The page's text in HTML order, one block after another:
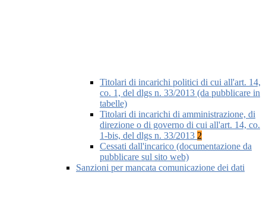
Titolari di incarichi politici di cui all'art. 14,
co. 1, del dlgs n. 33/2013 (da pubblicare in
tabelle)
Titolari di incarichi di amministrazione, di
direzione o di governo di cui all'art. 14, co.
1-bis, del dlgs n. 33/2013 2
Cessati dall'incarico (documentazione da
pubblicare sul sito web)
Sanzioni per mancata comunicazione dei dati